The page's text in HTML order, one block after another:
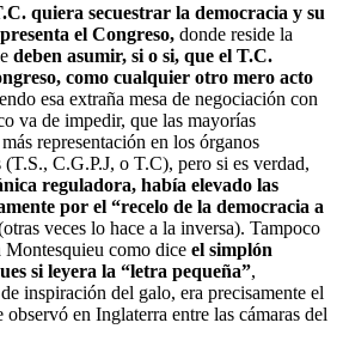
quiera secuestrar la democracia y su
el Congreso, donde reside la
deben asumir, si o si, que el T.C.
como cualquier otro mero acto
esa extraña mesa de negociación con
va de impedir, que las mayorías
representación en los órganos
C.G.P.J, o T.C), pero si es verdad,
reguladora, había elevado las
por el “recelo de la democracia a
veces lo hace a la inversa). Tampoco
Montesquieu como dice el simplón
si leyera la “letra pequeña”,
inspiración del galo, era precisamente el
observó en Inglaterra entre las cámaras del